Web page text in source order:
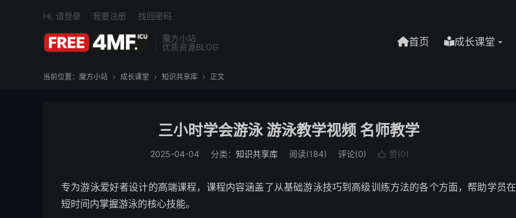
魔方小站
优质资源BLOG
首页 成长课堂
Hi, 请登录 我要注册 找回密码
当前位置： 魔方小站  成长课堂  知识共享库  正文
三小时学会游泳 游泳教学视频 名师教学
2025-04-04 分类： 知识共享库 阅读(184) 评论(0)  赞(0)
专为游泳爱好者设计的高端课程，课程内容涵盖了从基础游泳技巧到高级训练方法的各个方面，帮助学员在
短时间内掌握游泳的核心技能。